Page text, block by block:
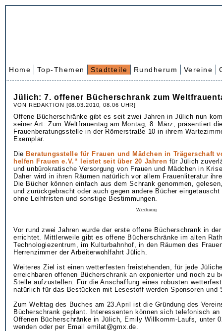
Home Top-Themen Stadtteile Rundherum Vereine
Jülich: 7. offener Bücherschrank zum
VON REDAKTION [08.03.2010, 08.06 UHR]
Offene Bücherschränke gibt es seit zwei Jahren in Jülich nun
seiner Art: Zum Weltfrauentag am Montag, 8. März, präsentiert
Frauenberatungsstelle in der Römerstraße 10 in ihrem
Exemplar.
Die Beratungsstelle für Frauen und Mädchen in Trägerschaft
helfen Frauen e.V.“ leistet seit über 20 Jahren für Jülich
und unbürokratische Versorgung von Frauen und Mädchen in
Daher wird in ihren Räumen natürlich vor allem Frauenliteratur
Die Bücher können einfach aus dem Schrank genommen,
und zurückgebracht oder auch gegen andere Bücher eingetauscht
ohne Leihfristen und sonstige Bestimmungen.
Werbung
Vor rund zwei Jahren wurde der erste offene Bücherschrank in
errichtet. Mittlerweile gibt es offene Bücherschränke im alten
Technologiezentrum, im Kulturbahnhof, in den Räumen des
Herrenzimmer der Arbeiterwohlfahrt Jülich.
Weiteres Ziel ist einen wetterfesten freistehenden, für jede
erreichbaren offenen Bücherschrank an exponierter und noch zu
Stelle aufzustellen. Für die Anschaffung eines robusten
natürlich für das Bestücken mit Lesestoff werden Sponsoren und
Zum Welttag des Buches am 23.April ist die Gründung des
Bücherschrank geplant. Interessenten können sich telefonisch
Offenen Bücherschränke in Jülich, Emily Willkomm-Laufs, unter
wenden oder per Email emilat@gmx.de.